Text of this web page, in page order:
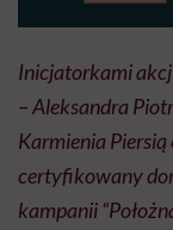
Inicjatorkami
– Aleksandra
Karmienia Piersią
certyfikowany
kampanii